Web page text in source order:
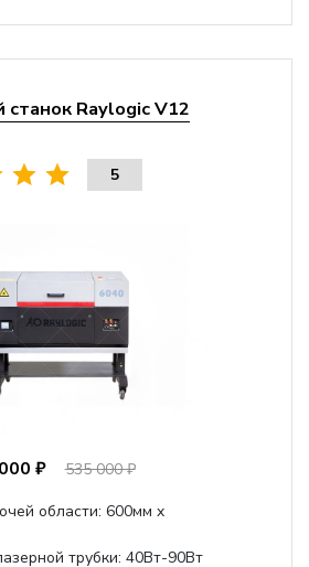
Raylogic V12
5
₽
535 000 ₽
области: 600мм x
трубки: 40Вт-90Вт